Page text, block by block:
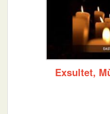
Exsultet,